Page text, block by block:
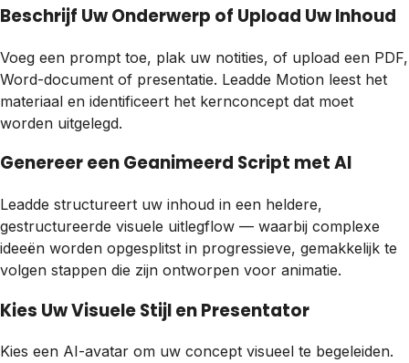
Beschrijf Uw Onderwerp of Upload Uw Inhoud
Voeg een prompt toe, plak uw notities, of upload een PDF,
Word-document of presentatie. Leadde Motion leest het
materiaal en identificeert het kernconcept dat moet
worden uitgelegd.
Genereer een Geanimeerd Script met AI
Leadde structureert uw inhoud in een heldere,
gestructureerde visuele uitlegflow — waarbij complexe
ideeën worden opgesplitst in progressieve, gemakkelijk te
volgen stappen die zijn ontworpen voor animatie.
Kies Uw Visuele Stijl en Presentator
Kies een AI-avatar om uw concept visueel te begeleiden.